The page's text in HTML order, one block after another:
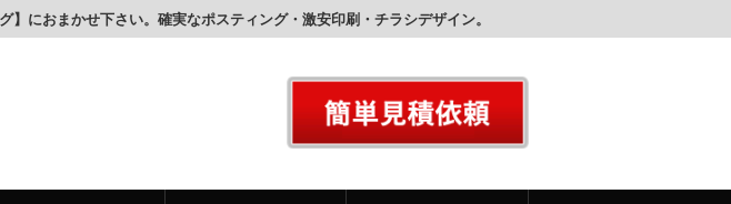
におまかせ下さい。確実なポスティング・激安印刷・チラシデザイン。